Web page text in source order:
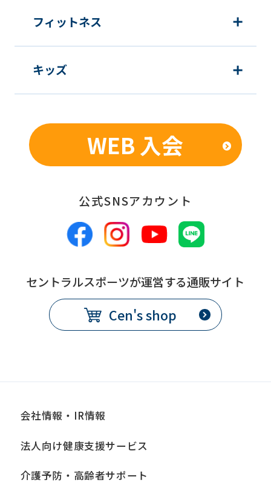
from
We
ask
that
fully
understand
this
using
the
service.
フィットネス
キッズ
WEB 入会
公式SNSアカウント
セントラルスポーツが運営する通販サイト
Cen's shop
会社情報・IR情報
法人向け健康支援サービス
介護予防・高齢者サポート